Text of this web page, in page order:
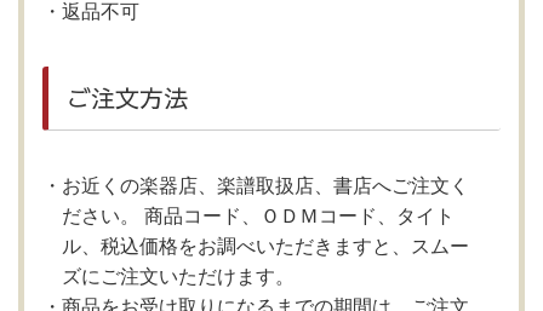
返品不可
ご注文方法
お近くの楽器店、楽譜取扱店、書店へご注文く
ださい。 商品コード、ＯＤＭコード、タイト
ル、税込価格をお調べいただきますと、スムー
ズにご注文いただけます。
商品をお受け取りになるまでの期間は、ご注文